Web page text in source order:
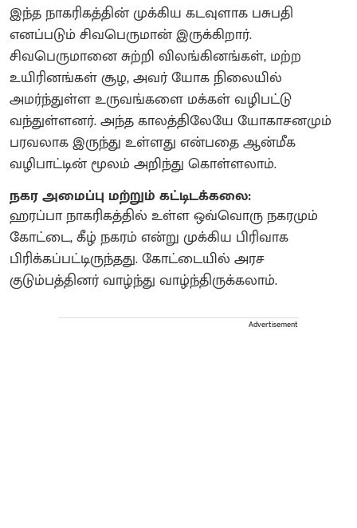
இந்த நாகரிகத்தின் முக்கிய கடவுளாக பசுபதி
எனப்படும் சிவபெருமான் இருக்கிறார்.
சிவபெருமானை சுற்றி விலங்கினங்கள், மற்ற
உயிரினங்கள் சூழ, அவர் யோக நிலையில்
அமர்ந்துள்ள உருவங்களை மக்கள் வழிபட்டு
வந்துள்ளனர். அந்த காலத்திலேயே யோகாசனமும்
பரவலாக இருந்து உள்ளது என்பதை ஆன்மீக
வழிபாட்டின் மூலம் அறிந்து கொள்ளலாம்.
நகர அமைப்பு மற்றும் கட்டிடக்கலை:
ஹரப்பா நாகரிகத்தில் உள்ள ஒவ்வொரு நகரமும்
கோட்டை, கீழ் நகரம் என்று முக்கிய பிரிவாக
பிரிக்கப்பட்டிருந்தது. கோட்டையில் அரச
குடும்பத்தினர் வாழ்ந்து வாழ்ந்திருக்கலாம்.
Advertisement